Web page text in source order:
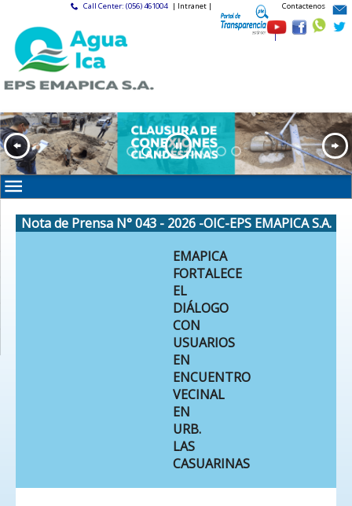
Call Center: (056) 461004 | Intranet |
|
Contactenos
Nota de Prensa N° 043 - 2026 -OIC-EPS EMAPICA S.A.
EMAPICA
FORTALECE
EL
DIÁLOGO
CON
USUARIOS
EN
ENCUENTRO
VECINAL
EN
URB.
LAS
CASUARINAS